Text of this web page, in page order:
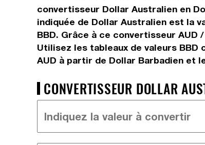
convertisseur Dollar Australien en
indiquée de Dollar Australien est la
BBD. Grâce à ce convertisseur
Utilisez les tableaux de valeurs BBD
AUD à partir de Dollar Barbadien et
CONVERTISSEUR DOLLAR